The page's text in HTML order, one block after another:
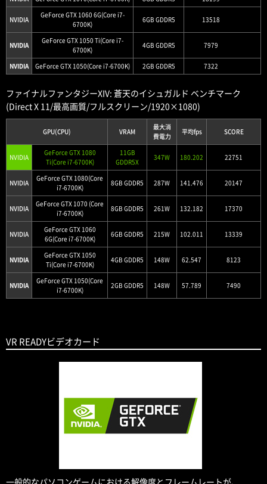
NVIDIA
GeForce GTX 1060 6G(Core i7-
6700K)
6GB GDDR5 13518
NVIDIA
GeForce GTX 1050 Ti(Core i7-
6700K)
4GB GDDR5 7979
NVIDIA GeForce GTX 1050(Core i7-6700K) 2GB GDDR5 7322
ファイナルファンタジーXIV: 蒼天のイシュガルド ベンチマーク
(Direct X 11/最高画質/フルスクリーン/1920×1080)
GPU(CPU) VRAM
最大消
費電力
平均fps SCORE
NVIDIA
GeForce GTX 1080
Ti(Core i7-6700K)
11GB
GDDR5X
347W 180.202 22751
NVIDIA
GeForce GTX 1080(Core
i7-6700K)
8GB GDDR5 287W 141.476 20147
NVIDIA
GeForce GTX 1070 (Core
i7-6700K)
8GB GDDR5 261W 132.182 17370
NVIDIA
GeForce GTX 1060
6G(Core i7-6700K)
6GB GDDR5 215W 102.011 13339
NVIDIA
GeForce GTX 1050
Ti(Core i7-6700K)
4GB GDDR5 148W 62.547 8123
NVIDIA
GeForce GTX 1050(Core
i7-6700K)
2GB GDDR5 148W 57.789 7490
VR READYビデオカード
一般的なパソコンゲームにおける解像度とフレームレートが、